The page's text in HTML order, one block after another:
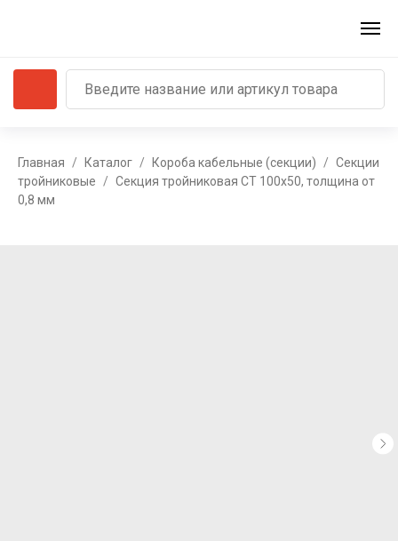
Главная Каталог Короба кабельные (секции)
Секции
тройниковые
Секция тройниковая СТ 100х50, толщина от
0,8 мм